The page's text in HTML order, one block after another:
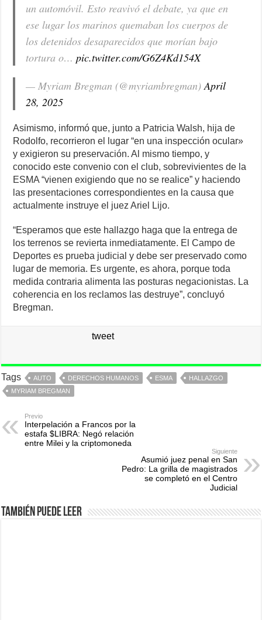
un automóvil. Esto reavivó el debate, ya que en
ese lugar los marinos quemaban los cuerpos de
los detenidos desaparecidos que morían bajo
tortura o…pic.twitter.com/G6Z4Kd154X
— Myriam Bregman (@myriambregman)April
28, 2025
Asimismo, informó que, junto a Patricia Walsh, hija de
Rodolfo, recorrieron el lugar “en una inspección ocular»
y exigieron su preservación. Al mismo tiempo, y
conocido este convenio con el club, sobrevivientes de la
ESMA “vienen exigiendo que no se realice” y haciendo
las presentaciones correspondientes en la causa que
actualmente instruye el juez Ariel Lijo.
“Esperamos que este hallazgo haga que la entrega de
los terrenos se revierta inmediatamente. El Campo de
Deportes es prueba judicial y debe ser preservado como
lugar de memoria. Es urgente, es ahora, porque toda
medida contraria alimenta las posturas negacionistas. La
coherencia en los reclamos las destruye”, concluyó
Bregman.
tweet
Tags AUTO DERECHOS HUMANOS ESMA
HALLAZGO
MYRIAM BREGMAN
Previo
Interpelación a Francos por la
estafa $LIBRA: Negó relación
entre Milei y la criptomoneda
Siguiente
Asumió juez penal en San
Pedro: La grilla de magistrados
se completó en el Centro
Judicial
También puede leer